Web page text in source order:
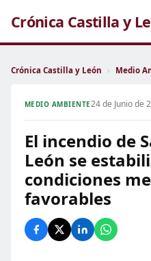
Crónica Castilla y
Crónica Castilla y León › Medio
MEDIO AMBIENTE24 de Junio de
El incendio de
León se
condiciones
favorables